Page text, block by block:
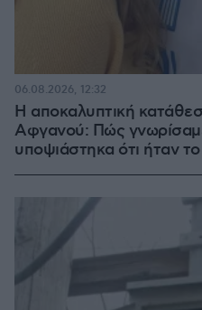
Η αποκαλυπτική
Αφγανού: Πώς
υποψιάστηκα ότι ήταν
06.08.2026, 12:32